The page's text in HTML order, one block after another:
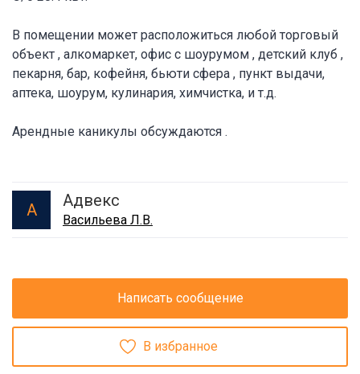
В помещении может расположиться любой торговый
объект , алкомаркет, офис с шоурумом , детский клуб ,
пекарня, бар, кофейня, бьюти сфера , пункт выдачи,
аптека, шоурум, кулинария, химчистка, и т.д.
Арендные каникулы обсуждаются .
А Адвекс
Васильева Л.В.
Написать сообщение
В избранное